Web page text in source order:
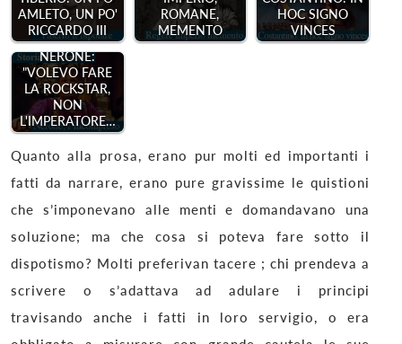
AMLETO, UN PO'
RICCARDO III
ROMANE,
MEMENTO
HOC SIGNO
VINCES
NERONE:
"VOLEVO FARE
LA ROCKSTAR,
NON
L'IMPERATORE…
Quanto alla prosa, erano pur molti ed importanti i
fatti da narrare, erano pure gravissime le quistioni
che s’imponevano alle menti e domandavano una
soluzione; ma che cosa si poteva fare sotto il
dispotismo? Molti preferivan tacere ; chi prendeva a
scrivere o s’adattava ad adulare i principi
travisando anche i fatti in loro servigio, o era